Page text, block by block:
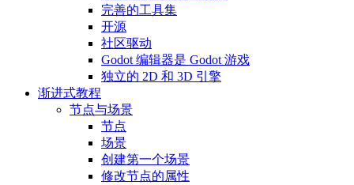
完善的工具集
开源
社区驱动
Godot 编辑器是 Godot 游戏
独立的 2D 和 3D 引擎
渐进式教程
节点与场景
节点
场景
创建第一个场景
修改节点的属性